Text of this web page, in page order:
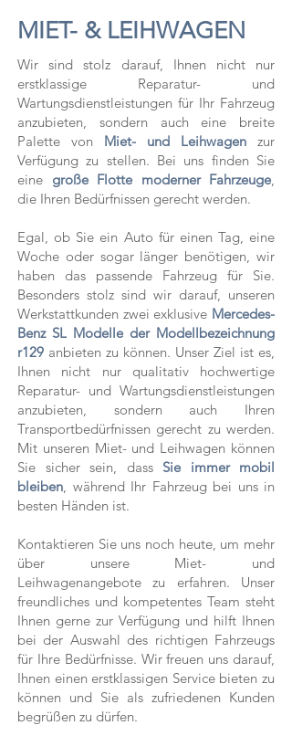
MIET- & LEIHWAGEN
Wir sind stolz darauf, Ihnen nicht nur
erstklassige Reparatur- und
Wartungsdienstleistungen für Ihr Fahrzeug
anzubieten, sondern auch eine breite
Palette von Miet- und Leihwagen zur
Verfügung zu stellen. Bei uns finden Sie
eine große Flotte moderner Fahrzeuge,
die Ihren Bedürfnissen gerecht werden.
Egal, ob Sie ein Auto für einen Tag, eine
Woche oder sogar länger benötigen, wir
haben das passende Fahrzeug für Sie.
Besonders stolz sind wir darauf, unseren
Werkstattkunden zwei exklusive Mercedes-
Benz SL Modelle der Modellbezeichnung
r129 anbieten zu können. Unser Ziel ist es,
Ihnen nicht nur qualitativ hochwertige
Reparatur- und Wartungsdienstleistungen
anzubieten, sondern auch Ihren
Transportbedürfnissen gerecht zu werden.
Mit unseren Miet- und Leihwagen können
Sie sicher sein, dass Sie immer mobil
bleiben, während Ihr Fahrzeug bei uns in
besten Händen ist.
Kontaktieren Sie uns noch heute, um mehr
über unsere Miet- und
Leihwagenangebote zu erfahren. Unser
freundliches und kompetentes Team steht
Ihnen gerne zur Verfügung und hilft Ihnen
bei der Auswahl des richtigen Fahrzeugs
für Ihre Bedürfnisse. Wir freuen uns darauf,
Ihnen einen erstklassigen Service bieten zu
können und Sie als zufriedenen Kunden
begrüßen zu dürfen.